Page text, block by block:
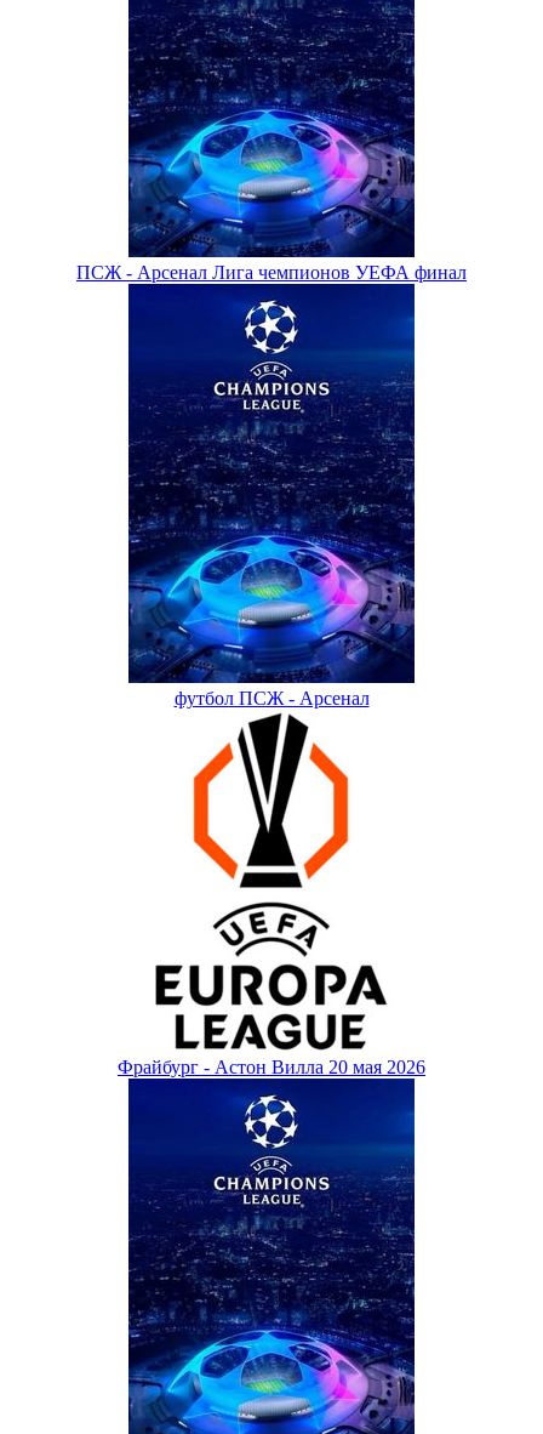
ПСЖ - Арсенал Лига чемпионов УЕФА финал
футбол ПСЖ - Арсенал
Фрайбург - Астон Вилла 20 мая 2026